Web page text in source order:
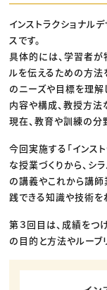
インストラクショナル
スです。
具体的には、学習者
ルを伝えるための方法
のニーズや目標を理解
内容や構成、教授方法
現在、教育や訓練の分
今回実施する「インス
な授業づくりから、シ
の講義やこれから講師
践できる知識や技術を
第３回目は、成績をつ
の目的と方法やルーブ